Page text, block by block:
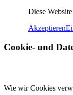
Diese
Akzeptieren
Cookie- und
Wie wir Cookies